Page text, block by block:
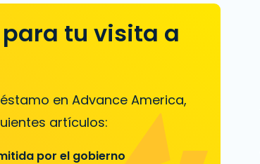
tu visita a
en Advance America,
artículos:
por el gobierno